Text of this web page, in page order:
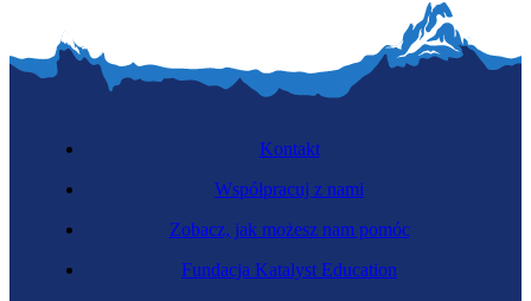
Kontakt
Współpracuj z nami
Zobacz, jak możesz nam pomóc
Fundacja Katalyst Education